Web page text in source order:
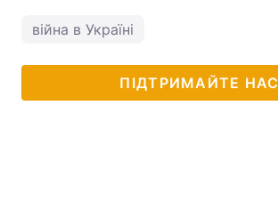
війна в Україні
ПІДТРИМАЙТЕ НАС